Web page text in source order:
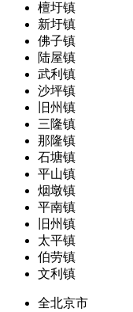
檀圩镇
新圩镇
佛子镇
陆屋镇
武利镇
沙坪镇
旧州镇
三隆镇
那隆镇
石塘镇
平山镇
烟墩镇
平南镇
旧州镇
太平镇
伯劳镇
文利镇
全北京市